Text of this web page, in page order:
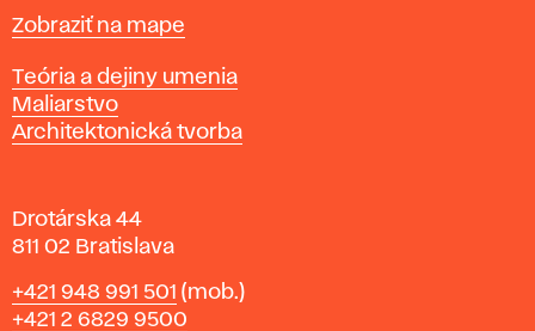
i
l
a
v
Mapa
Zobraziť na mape
Katedry
Teória a dejiny umenia
Maliarstvo
Architektonická tvorba
Drotárska 44
811 02 Bratislava
Telefón
+421 948 991 501 (mob.)
+421 2 6829 9500